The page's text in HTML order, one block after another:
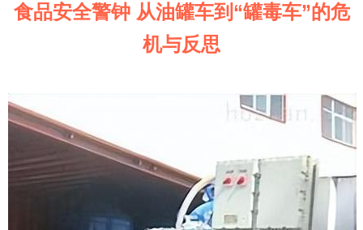
食品安全警钟 从油罐车到“罐毒车”的危
机与反思